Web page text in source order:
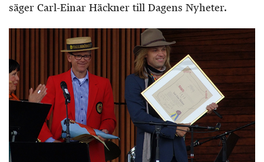
säger Carl-Einar Häckner till Dagens Nyheter.